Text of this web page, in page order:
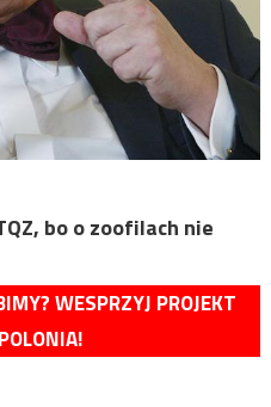
bo o zoofilach nie
WESPRZYJ PROJEKT